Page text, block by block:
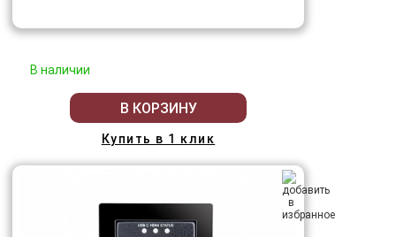
В наличии
В КОРЗИНУ
Купить в 1 клик